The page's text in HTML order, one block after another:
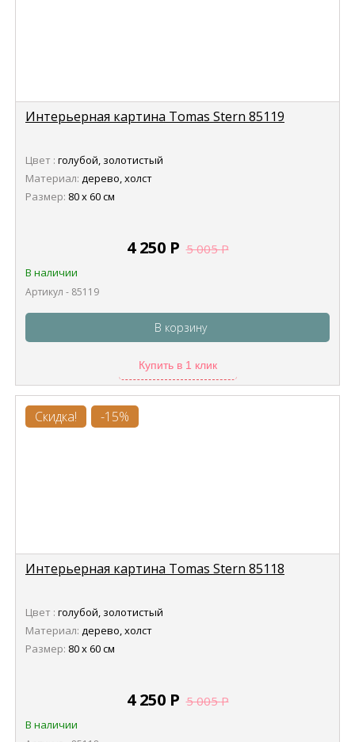
Интерьерная картина Tomas Stern 85119
Цвет : голубой, золотистый
Материал: дерево, холст
Размер: 80 х 60 см
4 250 Р 5 005Р
В наличии
Артикул - 85119
В корзину
Купить в 1 клик
Скидка! -15%
Интерьерная картина Tomas Stern 85118
Цвет : голубой, золотистый
Материал: дерево, холст
Размер: 80 х 60 см
4 250 Р 5 005Р
В наличии